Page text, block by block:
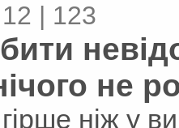
| 123
не
ніж у